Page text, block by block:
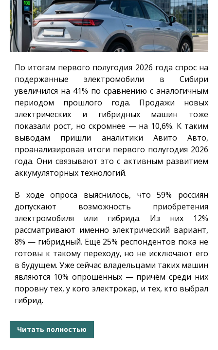
По итогам первого полугодия 2026 года спрос на
подержанные электромобили в Сибири
увеличился на 41% по сравнению с аналогичным
периодом прошлого года. Продажи новых
электрических и гибридных машин тоже
показали рост, но скромнее — на 10,6%. К таким
выводам пришли аналитики Авито Авто,
проанализировав итоги первого полугодия 2026
года. Они связывают это с активным развитием
аккумуляторных технологий.
В ходе опроса выяснилось, что 59% россиян
допускают возможность приобретения
электромобиля или гибрида. Из них 12%
рассматривают именно электрический вариант,
8% — гибридный. Ещё 25% респондентов пока не
готовы к такому переходу, но не исключают его
в будущем. Уже сейчас владельцами таких машин
являются 10% опрошенных — причём среди них
поровну тех, у кого электрокар, и тех, кто выбрал
гибрид.
Читать полностью